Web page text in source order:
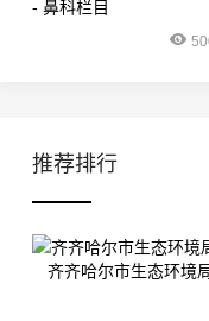
推荐排行
齐齐哈尔市生态环境